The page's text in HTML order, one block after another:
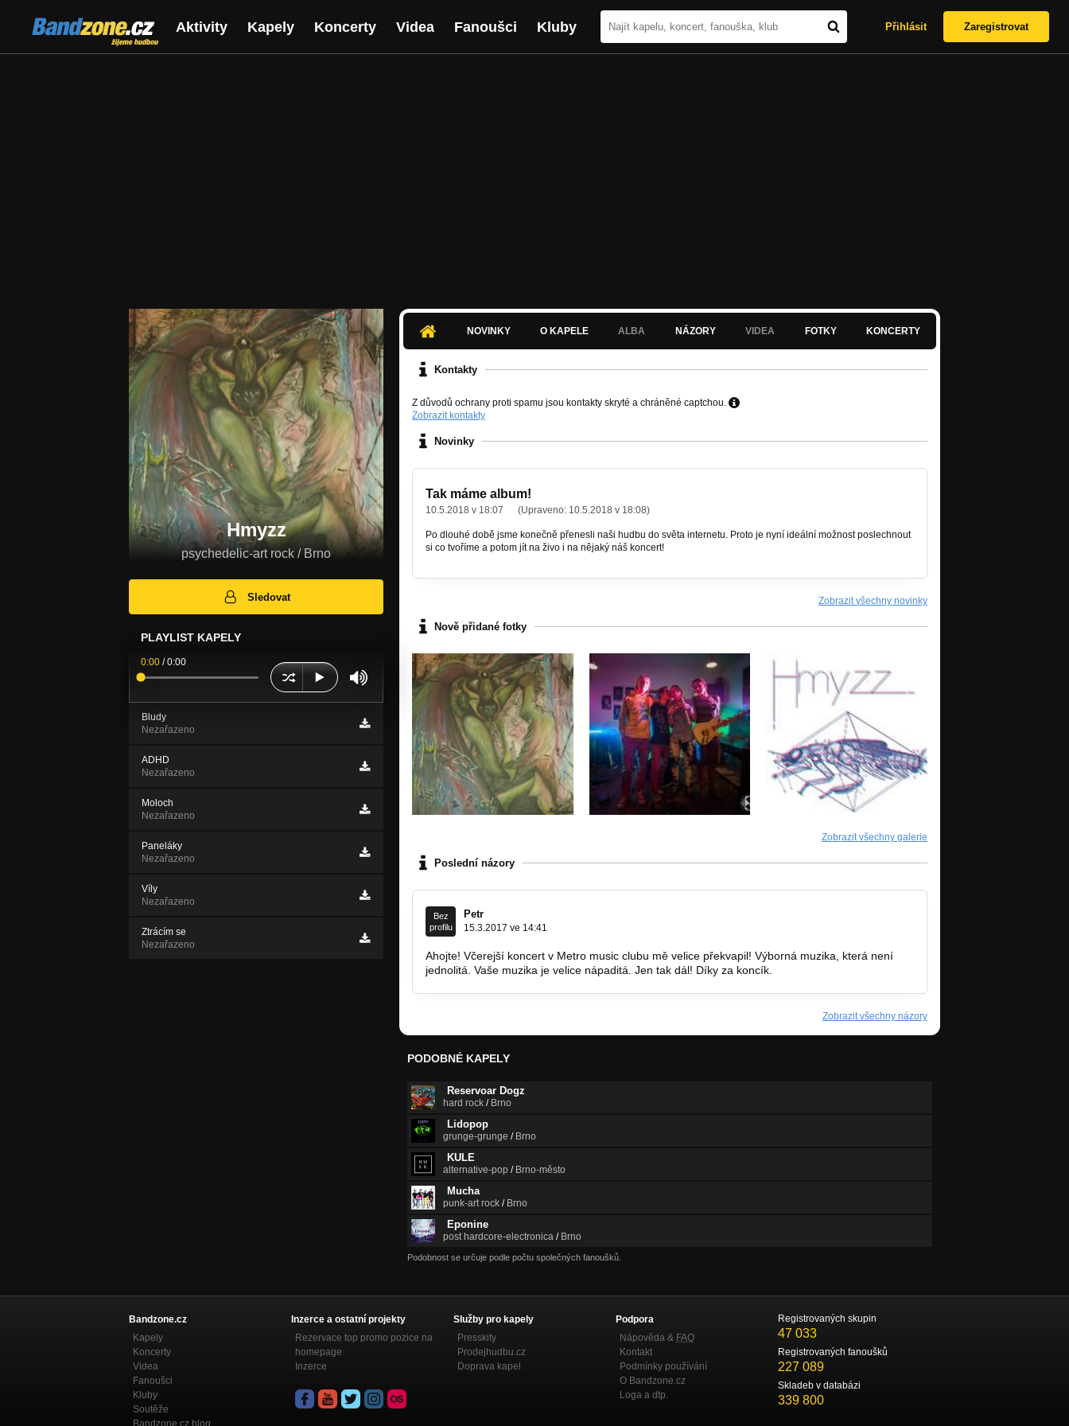
Bandzone.cz
žijeme hudbou
Aktivity Kapely Koncerty Videa Fanoušci Kluby Přihlásit Zaregistrovat
Hmyzz
psychedelic-art rock / Brno
Sledovat
PLAYLIST KAPELY
0:00 /0:00
Bludy
Nezařazeno
ADHD
Nezařazeno
Moloch
Nezařazeno
Paneláky
Nezařazeno
Víly
Nezařazeno
Ztrácím se
Nezařazeno
NOVINKY O KAPELE ALBA NÁZORY VIDEA FOTKY KONCERTY
Kontakty
Z důvodů ochrany proti spamu jsou kontakty skryté a chráněné captchou.
Zobrazit kontakty
Novinky
Tak máme album!
10.5.2018 v 18:07 (Upraveno: 10.5.2018 v 18:08)
Po dlouhé době jsme konečně přenesli naši hudbu do světa internetu. Proto je nyní ideální možnost poslechnout
si co tvoříme a potom jít na živo i na nějaký náš koncert!
Zobrazit všechny novinky
Nově přidané fotky
Zobrazit všechny galerie
Poslední názory
Bez
profilu
Petr
15.3.2017 ve 14:41
Ahojte! Včerejší koncert v Metro music clubu mě velice překvapil! Výborná muzika, která není
jednolitá. Vaše muzika je velice nápaditá. Jen tak dál! Díky za koncík.
Zobrazit všechny názory
PODOBNÉ KAPELY
Reservoar Dogz
hard rock / Brno
Lidopop
grunge-grunge / Brno
KULE
alternative-pop / Brno-město
Mucha
punk-art rock / Brno
Eponine
post hardcore-electronica / Brno
Podobnost se určuje podle počtu společných fanoušků.
Bandzone.cz
Kapely
Koncerty
Videa
Fanoušci
Kluby
Soutěže
Bandzone.cz blog
Inzerce a ostatní projekty
Rezervace top promo pozice na
homepage
Inzerce
Služby pro kapely
Presskity
Prodejhudbu.cz
Doprava kapel
Podpora
Nápověda & FAQ
Kontakt
Podmínky používání
O Bandzone.cz
Loga a dtp.
Registrovaných skupin
47 033
Registrovaných fanoušků
227 089
Skladeb v databázi
339 800